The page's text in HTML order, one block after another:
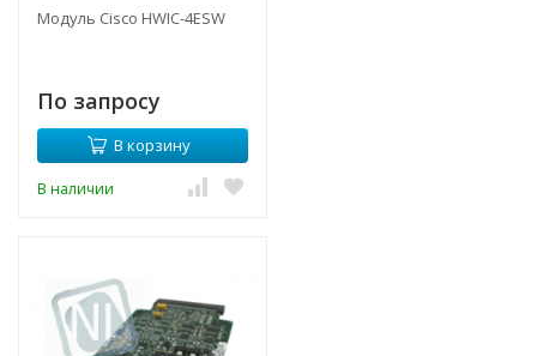
Модуль Cisco HWIC-4ESW
По запросу
В корзину
В наличии